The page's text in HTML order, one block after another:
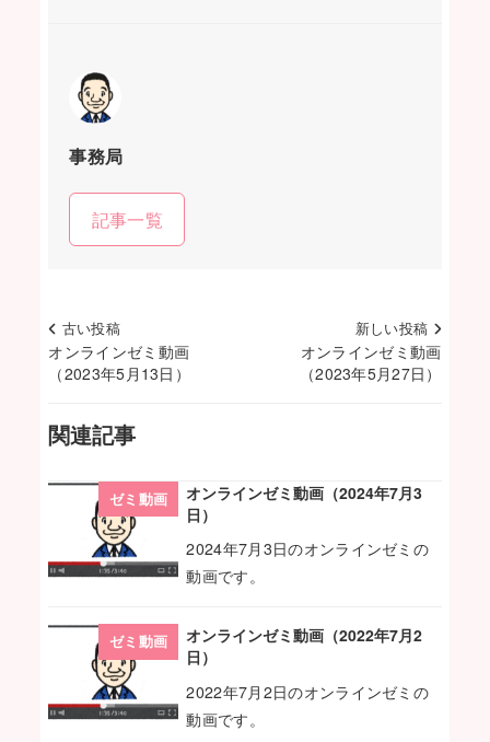
事務局
記事一覧
古い投稿
オンラインゼミ動画
（2023年5月13日）
新しい投稿
オンラインゼミ動画
（2023年5月27日）
関連記事
ゼミ動画
オンラインゼミ動画（2024年7月3
日）
2024年7月3日のオンラインゼミの
動画です。
ゼミ動画
オンラインゼミ動画（2022年7月2
日）
2022年7月2日のオンラインゼミの
動画です。